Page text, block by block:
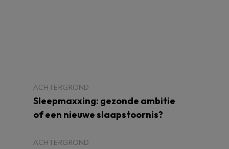
ACHTERGROND
Sleepmaxxing: gezonde ambitie
of een nieuwe slaapstoornis?
ACHTERGROND